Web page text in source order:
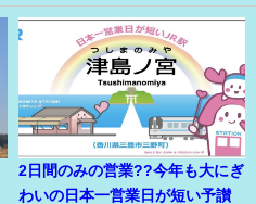
2日間のみの営業??今年も大にぎ
わいの日本一営業日が短い予讃